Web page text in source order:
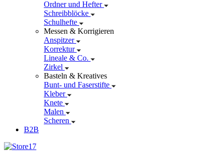
Ordner und Hefter
Schreibblöcke
Schulhefte
Messen & Korrigieren
Anspitzer
Korrektur
Lineale & Co.
Zirkel
Basteln & Kreatives
Bunt- und Faserstifte
Kleber
Knete
Malen
Scheren
B2B